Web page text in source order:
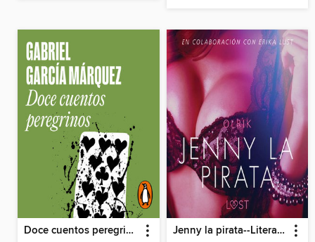
Doce cuentos peregrinos Jenny la pirata--Literatura erótica